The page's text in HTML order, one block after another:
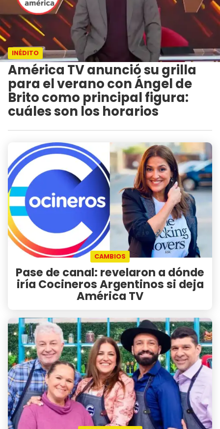
INÉDITO
América TV anunció su grilla
para el verano con Ángel de
Brito como principal figura:
cuáles son los horarios
CAMBIOS
Pase de canal: revelaron a dónde
iría Cocineros Argentinos si deja
América TV